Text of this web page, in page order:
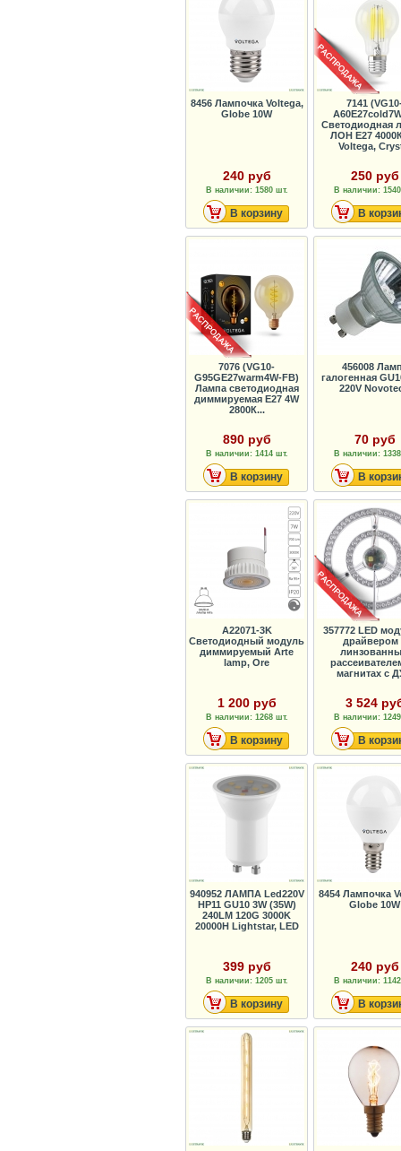
8456 Лампочка Voltega,
Globe 10W
240 руб
В наличии: 1580 шт.
В корзину
7141
Светодиодная
ЛОН Е27
Voltega,
250 руб
В наличии:
В
7076 (VG10-
G95GE27warm4W-FB)
Лампа светодиодная
диммируемая E27 4W
2800К...
890 руб
В наличии: 1414 шт.
В корзину
456008
галогенная
220V
70 руб
В наличии:
В
A22071-3K
Светодиодный модуль
диммируемый Arte
lamp, Ore
1 200 руб
В наличии: 1268 шт.
В корзину
357772 LED
драйвером
магнитах с
3 524
В наличии:
В
940952 ЛАМПА Led220V
HP11 GU10 3W (35W)
240LM 120G 3000K
20000H Lightstar, LED
399 руб
В наличии: 1205 шт.
В корзину
8454 Лампочка
Globe 10W
240 руб
В наличии:
В